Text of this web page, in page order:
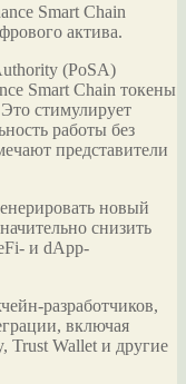
Smart Chain
актива.
(PoSA)
Smart Chain токены
стимулирует
работы без
представители
новый
снизить
и dApp-
разработчиков,
включая
Trust Wallet и другие